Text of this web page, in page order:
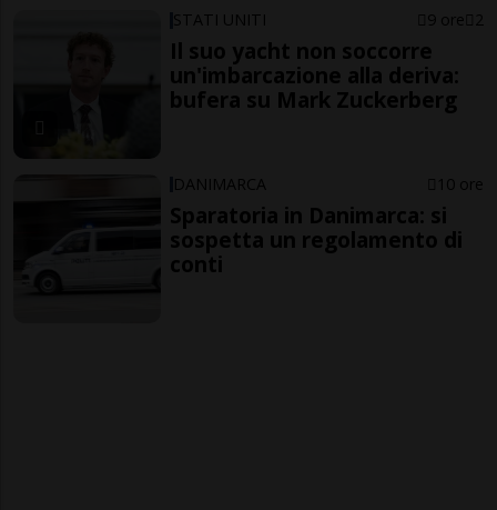
STATI UNITI 9 ore 2
Il suo yacht non soccorre
un'imbarcazione alla deriva:
bufera su Mark Zuckerberg
DANIMARCA 10 ore
Sparatoria in Danimarca: si
sospetta un regolamento di
conti